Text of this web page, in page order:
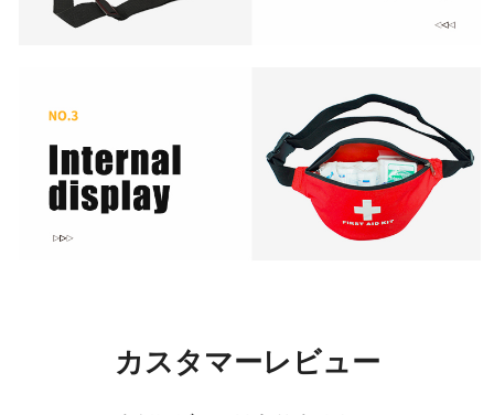
カスタマーレビュー